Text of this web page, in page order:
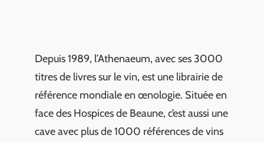
Depuis 1989, l’Athenaeum, avec ses 3000
titres de livres sur le vin, est une librairie de
référence mondiale en œnologie. Située en
face des Hospices de Beaune, c’est aussi une
cave avec plus de 1000 références de vins